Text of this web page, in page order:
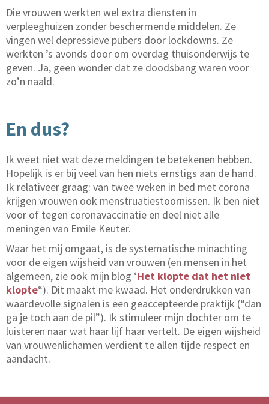
Die vrouwen werkten wel extra diensten in
verpleeghuizen zonder beschermende middelen. Ze
vingen wel depressieve pubers door lockdowns. Ze
werkten ’s avonds door om overdag thuisonderwijs te
geven. Ja, geen wonder dat ze doodsbang waren voor
zo’n naald.
En dus?
Ik weet niet wat deze meldingen te betekenen hebben.
Hopelijk is er bij veel van hen niets ernstigs aan de hand.
Ik relativeer graag: van twee weken in bed met corona
krijgen vrouwen ook menstruatiestoornissen. Ik ben niet
voor of tegen coronavaccinatie en deel niet alle
meningen van Emile Keuter.
Waar het mij omgaat, is de systematische minachting
voor de eigen wijsheid van vrouwen (en mensen in het
algemeen, zie ook mijn blog ‘Het klopte dat het niet
klopte“). Dit maakt me kwaad. Het onderdrukken van
waardevolle signalen is een geaccepteerde praktijk (“dan
ga je toch aan de pil”). Ik stimuleer mijn dochter om te
luisteren naar wat haar lijf haar vertelt. De eigen wijsheid
van vrouwenlichamen verdient te allen tijde respect en
aandacht.